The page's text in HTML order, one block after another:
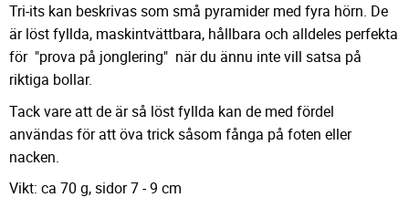
Tri-its kan beskrivas som små pyramider med fyra hörn. De
är löst fyllda, maskintvättbara, hållbara och alldeles perfekta
för "prova på jonglering" när du ännu inte vill satsa på
riktiga bollar.
Tack vare att de är så löst fyllda kan de med fördel
användas för att öva trick såsom fånga på foten eller
nacken.
Vikt: ca 70 g, sidor 7 - 9 cm